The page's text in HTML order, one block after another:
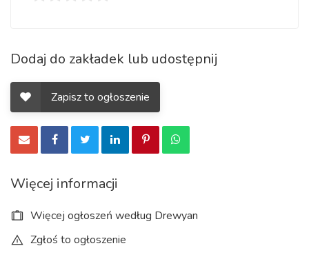
Jesteśmy producentami wyrobów drewnianych, dzięki czemu
możemy zagwarantować 100% jakość.
Wśród naszych ogłoszeń znajdziesz różnego rodzaju
zabawki i wyroby z drewna!
Dodaj do zakładek lub udostępnij
Zapisz to ogłoszenie
Więcej informacji
Więcej ogłoszeń według Drewyan
Zgłoś to ogłoszenie